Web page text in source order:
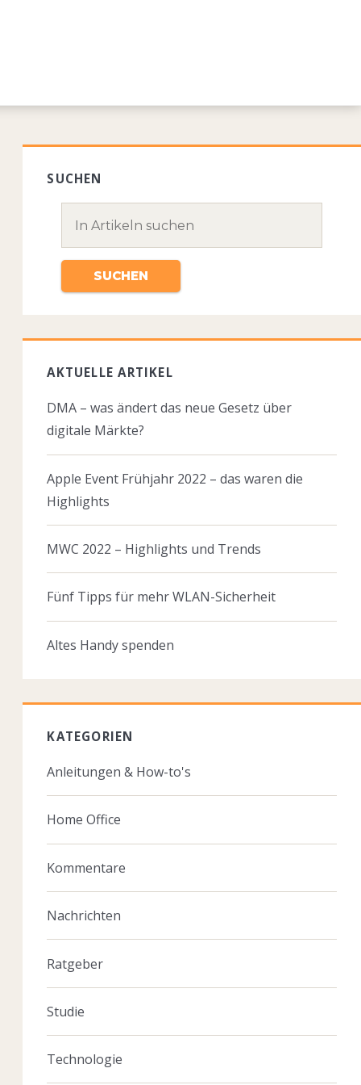
SUCHEN
AKTUELLE ARTIKEL
DMA – was ändert das neue Gesetz über
digitale Märkte?
Apple Event Frühjahr 2022 – das waren die
Highlights
MWC 2022 – Highlights und Trends
Fünf Tipps für mehr WLAN-Sicherheit
Altes Handy spenden
KATEGORIEN
Anleitungen & How-to's
Home Office
Kommentare
Nachrichten
Ratgeber
Studie
Technologie